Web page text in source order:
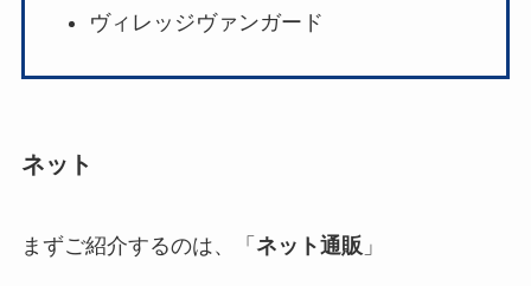
ヴィレッジヴァンガード
ネット
まずご紹介するのは、「 ネット通販 」